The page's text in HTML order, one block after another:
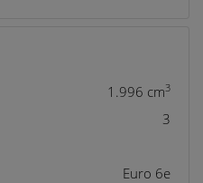
1.996 cm3
3
Euro 6e